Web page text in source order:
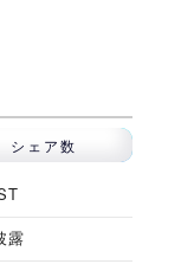
シェア数
露